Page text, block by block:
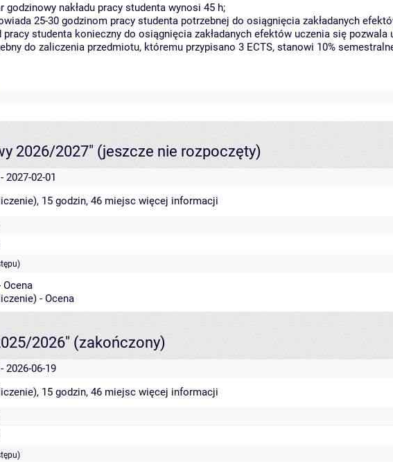
godzinowy nakładu pracy studenta wynosi 45 h;
25-30 godzinom pracy studenta potrzebnej do osiągnięcia zakładanych
pracy studenta konieczny do osiągnięcia zakładanych efektów uczenia się pozwala
do zaliczenia przedmiotu, któremu przypisano 3 ECTS, stanowi 10%
2026/2027" (jeszcze nie rozpoczęty)
2027-02-01
15 godzin, 46 miejsc więcej informacji
Ocena
- Ocena
2026" (zakończony)
2026-06-19
15 godzin, 46 miejsc więcej informacji